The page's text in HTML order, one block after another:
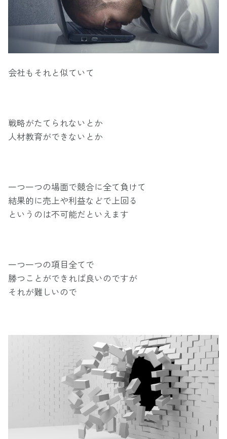
会社もそれと似ていて
戦略がたてられないとか
人材教育ができないとか
一つ一つの場面で競合に全て負けて
結果的に売上や利益などで上回る
というのは不可能だといえます
一つ一つの項目全てで
勝つことができれば良いのですが
それが難しいので